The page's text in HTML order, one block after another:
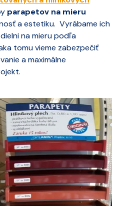
parapetov na mieru
a estetiku. Vyrábame ich
na mieru podľa
tomu vieme zabezpečiť
a maximálne